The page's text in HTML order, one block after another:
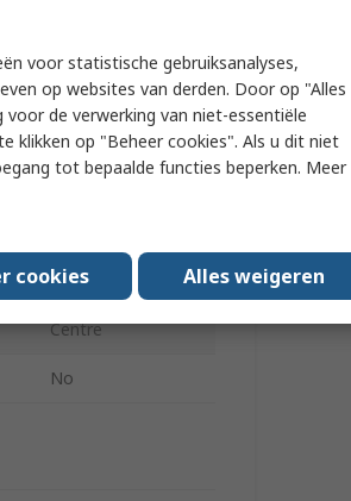
Facom
Punch
185mm
1
Centre
No
voor statistische gebruiksanalyses,
op websites van derden. Door op "Alles
de verwerking van niet-essentiële
klikken op "Beheer cookies". Als u dit niet
tot bepaalde functies beperken. Meer
cookies Alles weigeren